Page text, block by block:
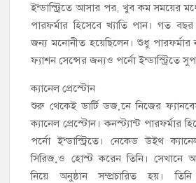
ইন্ডাস্ট্রিতে আসার পর, খুব কম সময়ের
পারফর্মার হিসেবে খ্যাতি পান। গত বছর
জন্য মনোনীত হয়েছিলেন। শুধু
ফ্যাশন সেন্সের জন্যও পর্নো ইন্ডাস্ট্রিতে
ক্যানেল প্রেস্টোন
শুরু থেকেই ডার্টি ডজ়নে নিজের
ক্যানেল প্রেস্টোন। কনস্ট্যান্ট পারফর্মার
পর্নো ইন্ডাস্ট্রিতে। নেকেড উইথ
সিরিজ়ও হোস্ট করেন তিনি। সেখানে
নিয়ে অনুষ্ঠান সম্প্রচারিত হয়। তিনি